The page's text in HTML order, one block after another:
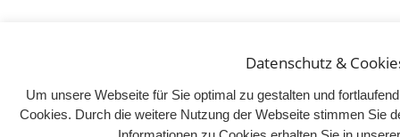
Datenschutz &
Um unsere Webseite für Sie optimal zu gestalten und
Cookies. Durch die weitere Nutzung der Webseite stimmen Sie